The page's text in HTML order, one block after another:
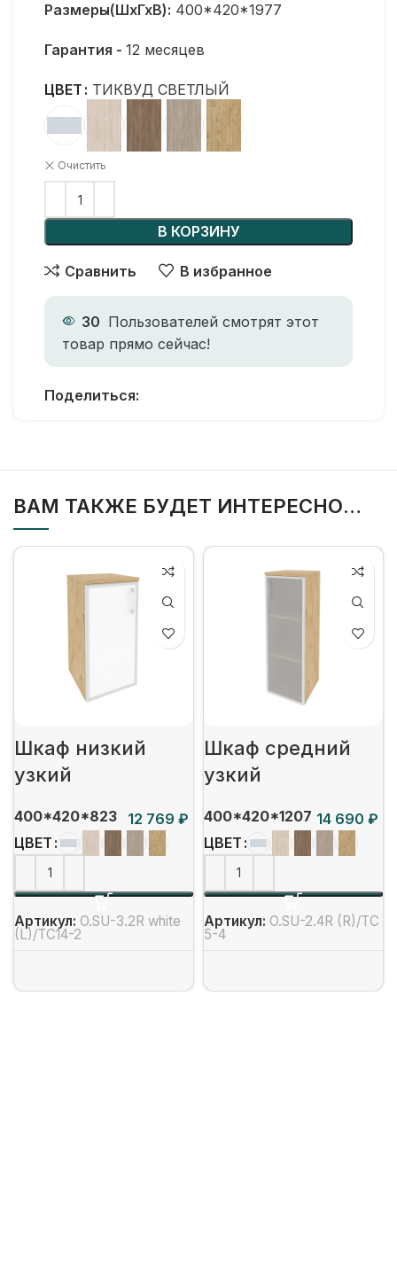
Размеры(ШхГхВ): 400*420*1977
Гарантия - 12 месяцев
ЦВЕТ ТИКВУД СВЕТЛЫЙ
Очистить
В КОРЗИНУ
Сравнить В избранное
30 Пользователей смотрят этот
товар прямо сейчас!
Поделиться:
ВАМ ТАКЖЕ БУДЕТ ИНТЕРЕСНО…
Шкаф низкий
узкий
400*420*823
₽
ЦВЕТ
Артикул: O.SU-3.2R white
(L)/ТС14-2
Шкаф средний
узкий
400*420*1207
₽
ЦВЕТ
Артикул: O.SU-2.4R (R)/ТС
5-4